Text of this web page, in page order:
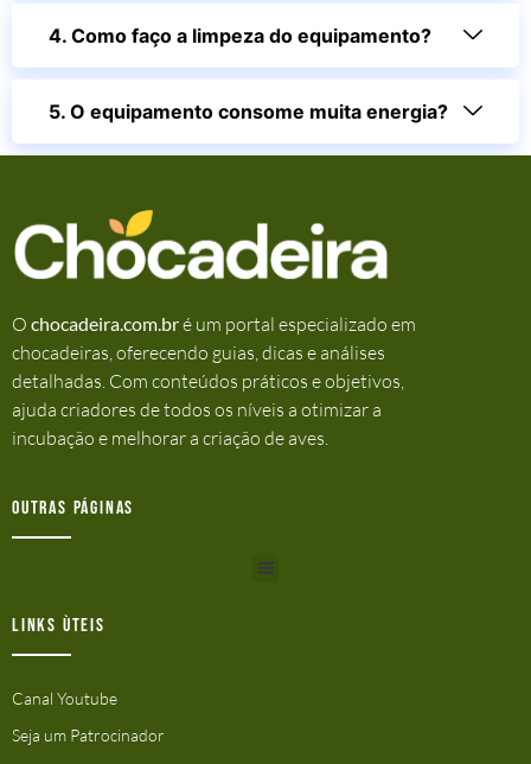
4. Como faço a limpeza do equipamento?
5. O equipamento consome muita energia?
O chocadeira.com.bré um portal especializado em
chocadeiras, oferecendo guias, dicas e análises
detalhadas. Com conteúdos práticos e objetivos,
ajuda criadores de todos os níveis a otimizar a
incubação e melhorar a criação de aves.
Outras Páginas
Links ùteis
Canal Youtube
Seja um Patrocinador